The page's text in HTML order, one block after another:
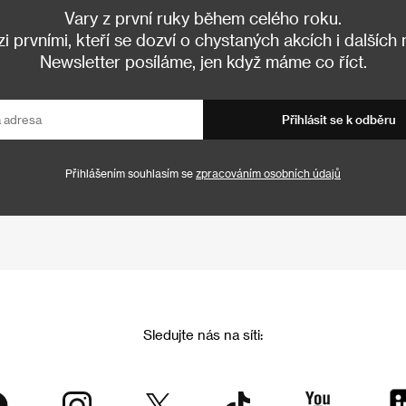
Vary z první ruky během celého roku.
prvními, kteří se dozví o chystaných akcích i dalších
Newsletter posíláme, jen když máme co říct.
Přihlásit se k odběru
Přihlášením souhlasím se zpracováním osobních údajů
Sledujte nás na síti: